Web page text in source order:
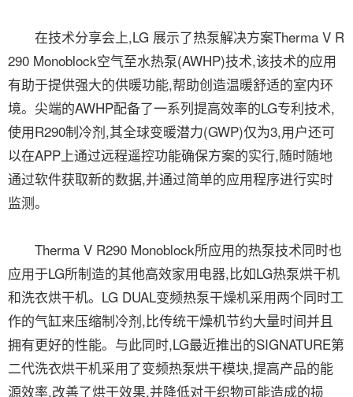
在技术分享会上,LG 展示了热泵解决方案Therma V R
290 Monoblock空气至水热泵(AWHP)技术,该技术的应用
有助于提供强大的供暖功能,帮助创造温暖舒适的室内环
境。尖端的AWHP配备了一系列提高效率的LG专利技术,
使用R290制冷剂,其全球变暖潜力(GWP)仅为3,用户还可
以在APP上通过远程遥控功能确保方案的实行,随时随地
通过软件获取新的数据,并通过简单的应用程序进行实时
监测。
Therma V R290 Monoblock所应用的热泵技术同时也
应用于LG所制造的其他高效家用电器,比如LG热泵烘干机
和洗衣烘干机。LG DUAL变频热泵干燥机采用两个同时工
作的气缸来压缩制冷剂,比传统干燥机节约大量时间并且
拥有更好的性能。与此同时,LG最近推出的SIGNATURE第
二代洗衣烘干机采用了变频热泵烘干模块,提高产品的能
源效率,改善了烘干效果,并降低对于织物可能造成的损